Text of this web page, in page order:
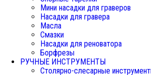
Мини насадки для граверов
Насадки для гравера
Масла
Смазки
Насадки для реноватора
Борфрезы
РУЧНЫЕ ИНСТРУМЕНТЫ
Столярно-слесарные